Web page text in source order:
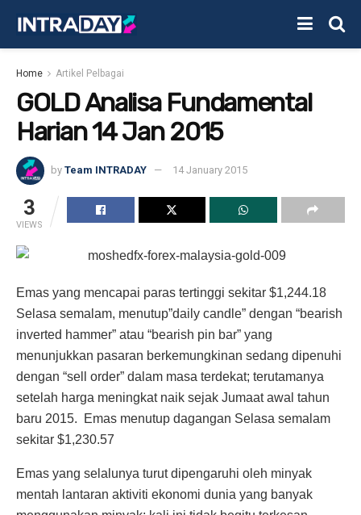
Home Artikel Pelbagai
GOLD Analisa Fundamental
Harian 14 Jan 2015
by Team INTRADAY 14 January 2015
3
VIEWS
Emas yang mencapai paras tertinggi sekitar $1,244.18
Selasa semalam, menutup”daily candle” dengan “bearish
inverted hammer” atau “bearish pin bar” yang
menunjukkan pasaran berkemungkinan sedang dipenuhi
dengan “sell order” dalam masa terdekat; terutamanya
setelah harga meningkat naik sejak Jumaat awal tahun
baru 2015. Emas menutup dagangan Selasa semalam
sekitar $1,230.57
Emas yang selalunya turut dipengaruhi oleh minyak
mentah lantaran aktiviti ekonomi dunia yang banyak